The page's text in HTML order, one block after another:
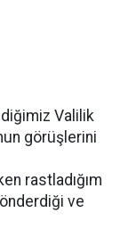
Valilik
görüşlerini
rastladığım
ve